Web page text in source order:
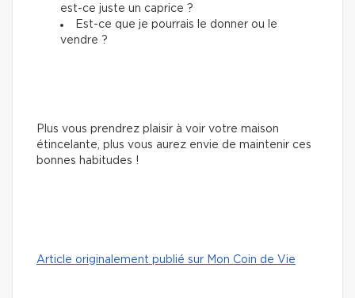
est-ce juste un caprice ?
Est-ce que je pourrais le donner ou le
vendre ?
Plus vous prendrez plaisir à voir votre maison
étincelante, plus vous aurez envie de maintenir ces
bonnes habitudes !
Article originalement publié sur Mon Coin de Vie